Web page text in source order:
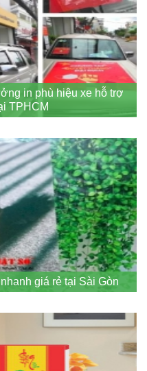
in phù hiệu xe hỗ trợ
TPHCM
giá rẻ tại Sài Gòn